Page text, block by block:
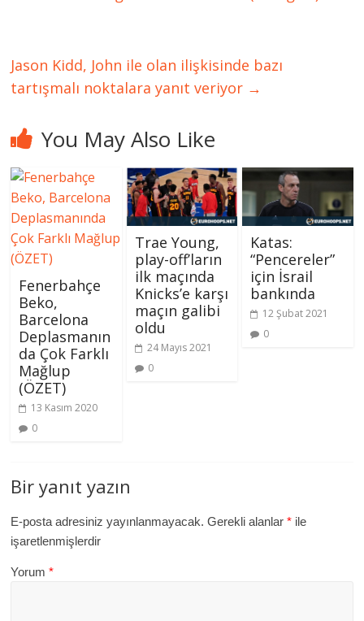
Jason Kidd, John ile olan ilişkisinde bazı
tartışmalı noktalara yanıt veriyor →
You May Also Like
Fenerbahçe
Beko,
Barcelona
Deplasmanın
da Çok Farklı
Mağlup
(ÖZET)
13 Kasım 2020
0
Trae Young,
play-off’ların
ilk maçında
Knicks’e karşı
maçın galibi
oldu
24 Mayıs 2021
0
Katas:
“Pencereler”
için İsrail
bankında
12 Şubat 2021
0
Bir yanıt yazın
E-posta adresiniz yayınlanmayacak. Gerekli alanlar* ile
işaretlenmişlerdir
Yorum*